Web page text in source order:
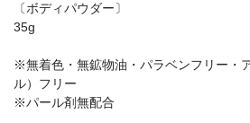
〔ボディパウダー〕
35g
※無着色・無鉱物油・パラベンフリー・
ル）フリー
※パール剤無配合